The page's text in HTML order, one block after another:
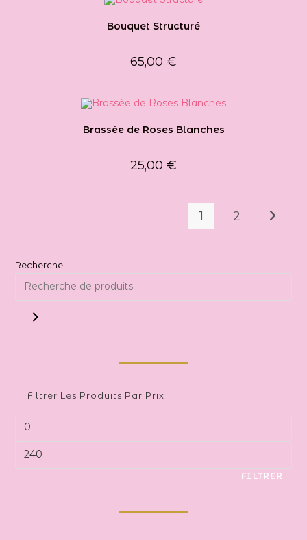
Bouquet Structuré
65,00 €
Brassée de Roses Blanches
25,00 €
1 2
Recherche
Filtrer Les Produits Par Prix
Prix
Prix
FILTRER